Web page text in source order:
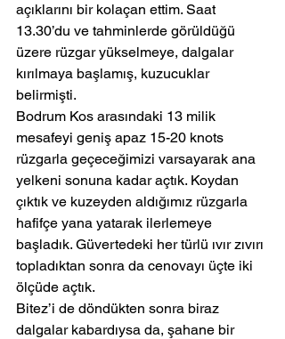
açıklarını bir kolaçan ettim. Saat
13.30’du ve tahminlerde görüldüğü
üzere rüzgar yükselmeye, dalgalar
kırılmaya başlamış, kuzucuklar
belirmişti.
Bodrum Kos arasındaki 13 milik
mesafeyi geniş apaz 15-20 knots
rüzgarla geçeceğimizi varsayarak ana
yelkeni sonuna kadar açtık. Koydan
çıktık ve kuzeyden aldığımız rüzgarla
hafifçe yana yatarak ilerlemeye
başladık. Güvertedeki her türlü ıvır zıvırı
topladıktan sonra da cenovayı üçte iki
ölçüde açtık.
Bitez’i de döndükten sonra biraz
dalgalar kabardıysa da, şahane bir